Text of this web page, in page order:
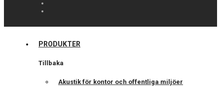
PRODUKTER
Tillbaka
Akustik för kontor och offentliga miljöer